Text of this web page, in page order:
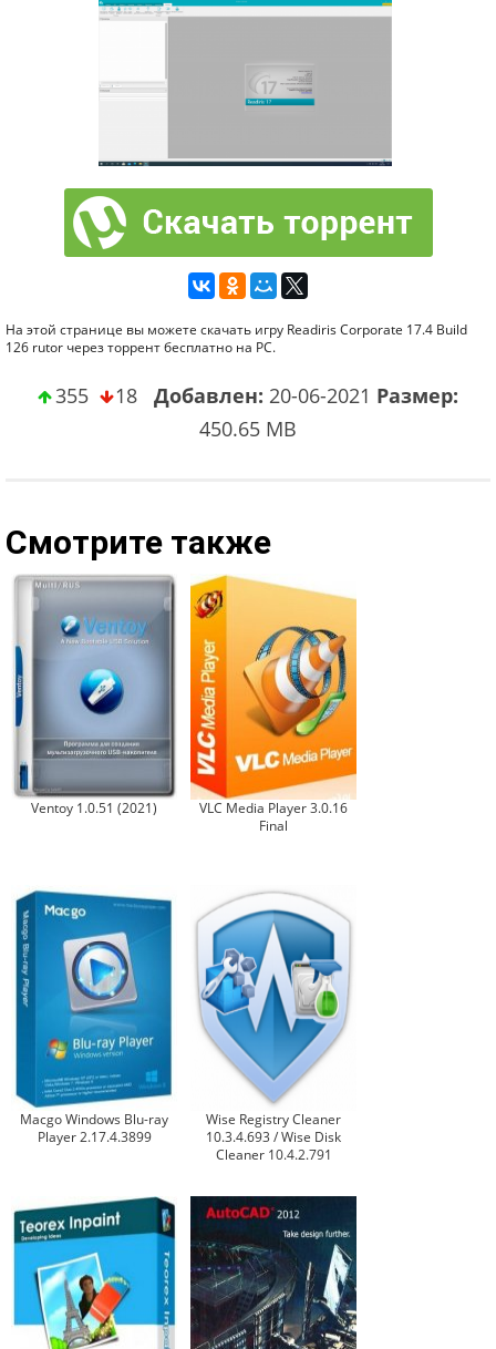
На этой странице вы можете скачать игру Readiris Corporate 17.4 Build
126 rutor через торрент бесплатно на PC.
355 18 Добавлен: 20-06-2021 Размер:
450.65 MB
Смотрите также
Ventoy 1.0.51 (2021)
VLC Media Player 3.0.16
Final
Macgo Windows Blu-ray
Player 2.17.4.3899
Wise Registry Cleaner
10.3.4.693 / Wise Disk
Cleaner 10.4.2.791